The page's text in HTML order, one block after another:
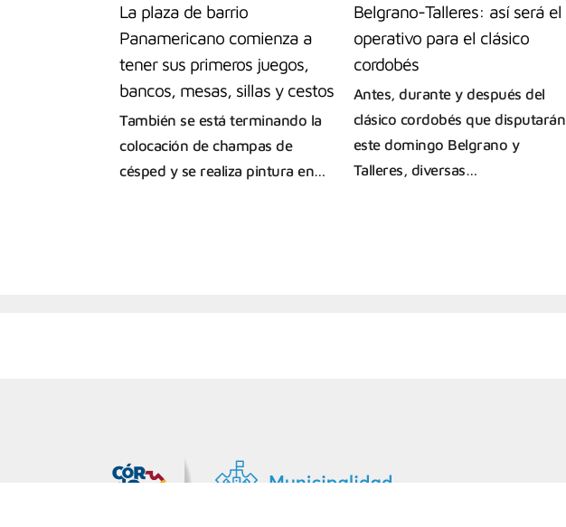
La plaza de barrio
Panamericano comienza a
tener sus primeros juegos,
bancos, mesas, sillas y cestos
También se está terminando la
colocación de champas de
césped y se realiza pintura en…
Belgrano-Talleres: así será el
operativo para el clásico
cordobés
Antes, durante y después del
clásico cordobés que disputarán
este domingo Belgrano y
Talleres, diversas…